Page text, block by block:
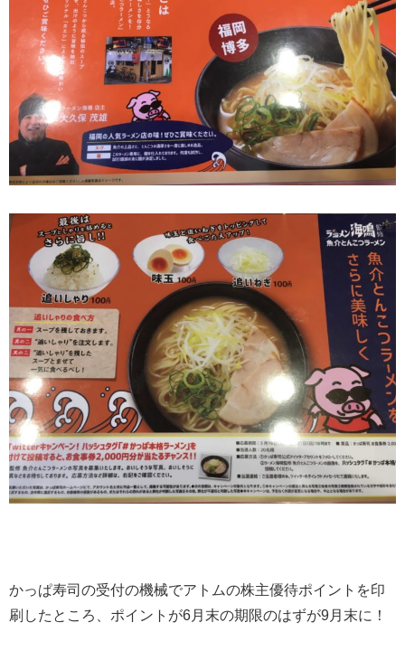
かっぱ寿司の受付の機械でアトムの株主優待ポイントを印
刷したところ、ポイントが6月末の期限のはずが9月末に！